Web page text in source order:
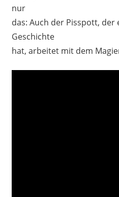
nur
das: Auch der Pisspott, der
Geschichte
hat, arbeitet mit dem